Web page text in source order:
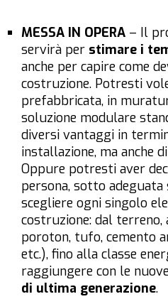
MESSA IN OPERA – Il
servirà per stimare i
anche per capire come
costruzione. Potresti
prefabbricata, in
soluzione modulare
diversi vantaggi in
installazione, ma anche
Oppure potresti aver
persona, sotto adeguata
scegliere ogni singolo
costruzione: dal
poroton, tufo, cemento
etc.), fino alla classe
raggiungere con le
di ultima generazione.